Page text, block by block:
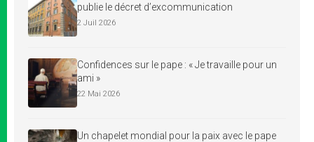
publie le décret d’excommunication
2 Juil 2026
Confidences sur le pape : « Je travaille pour un
ami »
22 Mai 2026
Un chapelet mondial pour la paix avec le pape